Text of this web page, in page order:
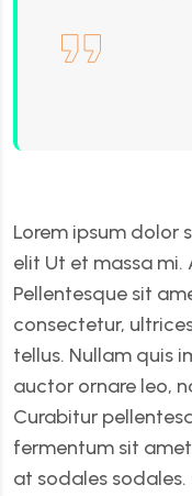
Lorem ipsum dolor
elit Ut et massa mi.
Pellentesque sit
consectetur,
tellus. Nullam quis
auctor ornare leo,
Curabitur
fermentum sit
at sodales